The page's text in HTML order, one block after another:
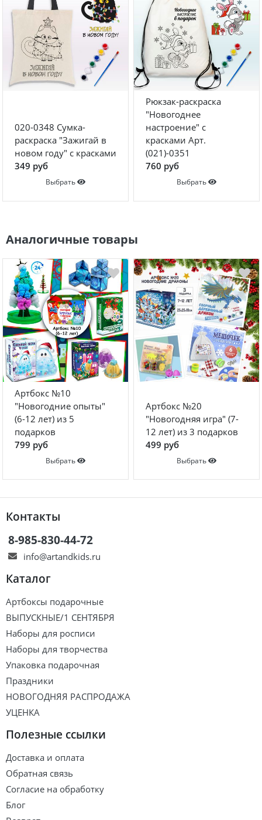
020-0348 Сумка-
раскраска "Зажигай в
новом году" с красками
349 руб
Выбрать
Рюкзак-раскраска
"Новогоднее
настроение" с
красками Арт.
(021)-0351
760 руб
Выбрать
Аналогичные товары
Артбокс №10
"Новогодние опыты"
(6-12 лет) из 5
подарков
799 руб
Выбрать
Артбокс №20
"Новогодняя игра" (7-
12 лет) из 3 подарков
499 руб
Выбрать
Контакты
8-985-830-44-72
info@artandkids.ru
Каталог
Артбоксы подарочные
ВЫПУСКНЫЕ/1 СЕНТЯБРЯ
Наборы для росписи
Наборы для творчества
Упаковка подарочная
Праздники
НОВОГОДНЯЯ РАСПРОДАЖА
УЦЕНКА
Полезные ссылки
Доставка и оплата
Обратная связь
Согласие на обработку
Блог